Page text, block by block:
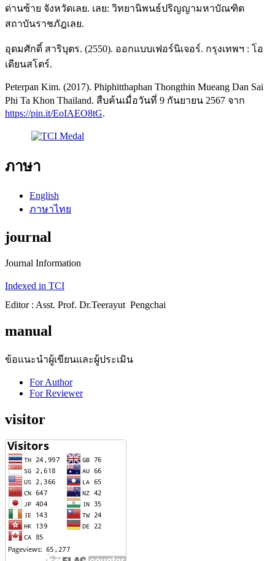
ด่านซ้าย จังหวัดเลย. เลย: วิทยานิพนธ์ปริญญามหาบัณฑิต
สถาบันราชภัฎเลย.
อุดมศักดิ์ สาริบุตร. (2550). ออกแบบเฟอร์นิเจอร์. กรุงเทพฯ : โอ
เดียนสโตร์.
Peterpan Kim. (2017). Phiphitthaphan Thongthin Mueang Dan Sai
Phi Ta Khon Thailand. สืบค้นเมื่อวันที่ 9 กันยายน 2567 จาก
https://pin.it/EoIAEO8tG.
ภาษา
English
ภาษาไทย
journal
Journal Information
Indexed in TCI
Editor : Asst. Prof. Dr.Teerayut Pengchai
manual
ข้อแนะนำผู้เขียนและผู้ประเมิน
For Author
For Reviewer
visitor